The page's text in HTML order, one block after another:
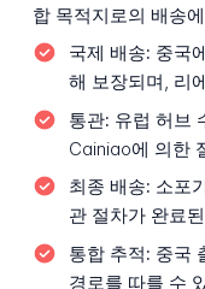
합 목적지로의 배송
국제 배송: 중국
해 보장되며, 리
통관: 유럽 허브
Cainiao에 의한
최종 배송: 소포
관 절차가 완료
통합 추적: 중국
경로를 따를 수